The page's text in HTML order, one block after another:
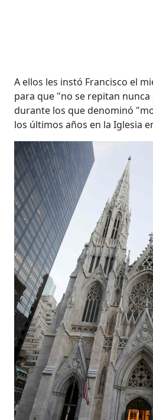
A ellos les instó Francisco el
para que "no se repitan nunca
durante los que denominó
los últimos años en la Iglesia